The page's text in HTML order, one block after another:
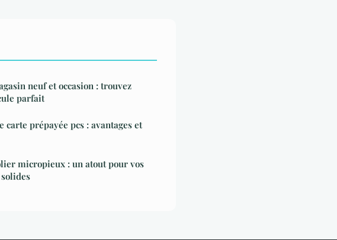
neuf et occasion : trouvez
parfait
carte prépayée pcs : avantages et
micropieux : un atout pour vos